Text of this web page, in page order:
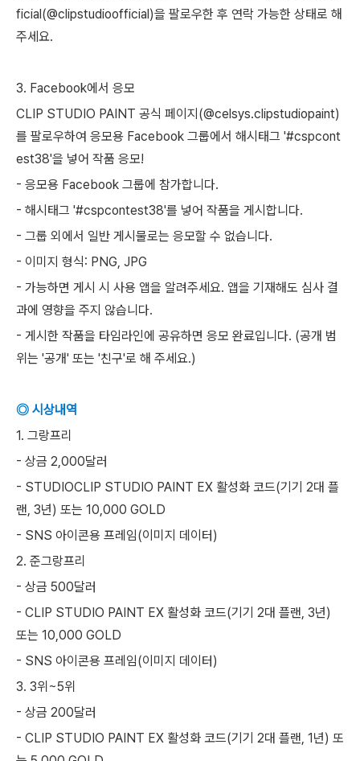
ficial(@clipstudioofficial)을 팔로우한 후 연락 가능한 상태로 해
주세요.
3. Facebook에서 응모
CLIP STUDIO PAINT 공식 페이지(@celsys.clipstudiopaint)
를 팔로우하여 응모용 Facebook 그룹에서 해시태그 '#cspcont
est38'을 넣어 작품 응모!
- 응모용 Facebook 그룹에 참가합니다.
- 해시태그 '#cspcontest38'를 넣어 작품을 게시합니다.
- 그룹 외에서 일반 게시물로는 응모할 수 없습니다.
- 이미지 형식: PNG, JPG
- 가능하면 게시 시 사용 앱을 알려주세요. 앱을 기재해도 심사 결
과에 영향을 주지 않습니다.
- 게시한 작품을 타임라인에 공유하면 응모 완료입니다. (공개 범
위는 '공개' 또는 '친구'로 해 주세요.)
◎ 시상내역
1. 그랑프리
- 상금 2,000달러
- STUDIOCLIP STUDIO PAINT EX 활성화 코드(기기 2대 플
랜, 3년) 또는 10,000 GOLD
- SNS 아이콘용 프레임(이미지 데이터)
2. 준그랑프리
- 상금 500달러
- CLIP STUDIO PAINT EX 활성화 코드(기기 2대 플랜, 3년)
또는 10,000 GOLD
- SNS 아이콘용 프레임(이미지 데이터)
3. 3위~5위
- 상금 200달러
- CLIP STUDIO PAINT EX 활성화 코드(기기 2대 플랜, 1년) 또